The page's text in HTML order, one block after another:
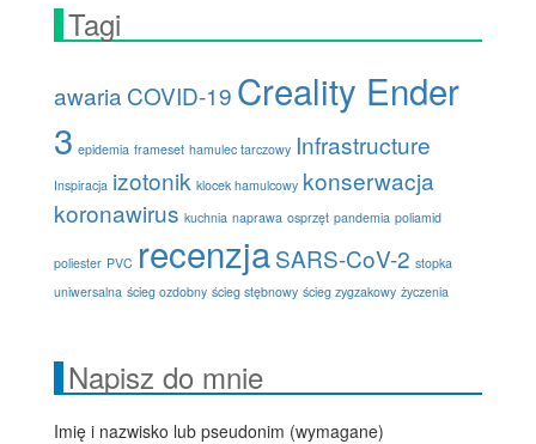
Tagi
awaria COVID-19 Creality Ender
3 epidemia frameset hamulec tarczowy Infrastructure
Inspiracja izotonik klocek hamulcowy konserwacja
koronawirus kuchnia naprawa osprzęt pandemia poliamid
poliester PVC recenzjaSARS-CoV-2 stopka
uniwersalna ścieg ozdobny ścieg stębnowy ścieg zygzakowy życzenia
Napisz do mnie
Imię i nazwisko lub pseudonim (wymagane)